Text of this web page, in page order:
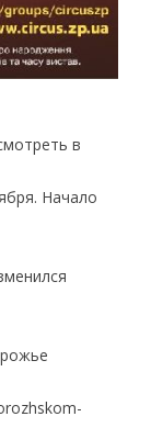
в
Начало